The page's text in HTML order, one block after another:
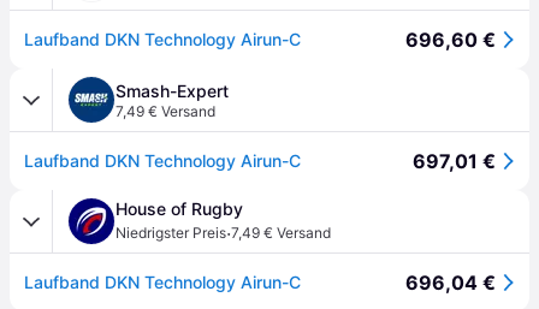
Laufband DKN Technology Airun-C 696,60 €
Smash-Expert
7,49 € Versand
Laufband DKN Technology Airun-C 697,01 €
House of Rugby
Niedrigster Preis·7,49 € Versand
Laufband DKN Technology Airun-C 696,04 €